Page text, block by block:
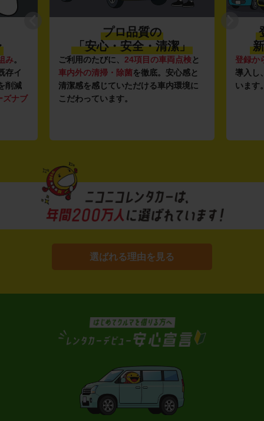
み。
存イ
削減
ズナブ
プロ品質の
「安心・安全・清潔」
ご利用のたびに、 24項目の車両点検と
車内外の清掃・除菌を徹底。安心感と
清潔感を感じていただける車内環境に
こだわっています。
登録か
導入し
います
選ばれる理由を見る